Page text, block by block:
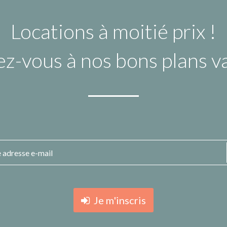
Locations à moitié prix !
vous à nos bons plans
Je m'inscris